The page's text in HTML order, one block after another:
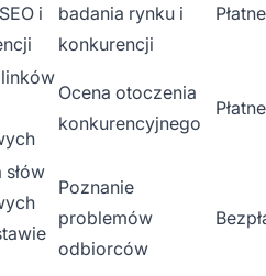
i
badania rynku i
konkurencji
Płatne
Ocena otoczenia
konkurencyjnego
Płatne
słów
Poznanie
problemów
odbiorców